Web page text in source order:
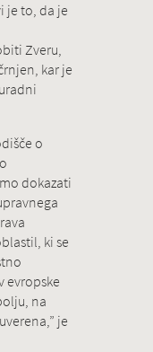
je to, da je
Zveru,
kar je
o
dokazati
ki se
evropske
na
je